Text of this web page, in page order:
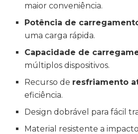
maior conveniência.
Potência de
uma carga rápida.
Capacidade de
múltiplos dispositivos.
Recurso de resfriamento
eficiência.
Design dobrável para fácil
Material resistente a